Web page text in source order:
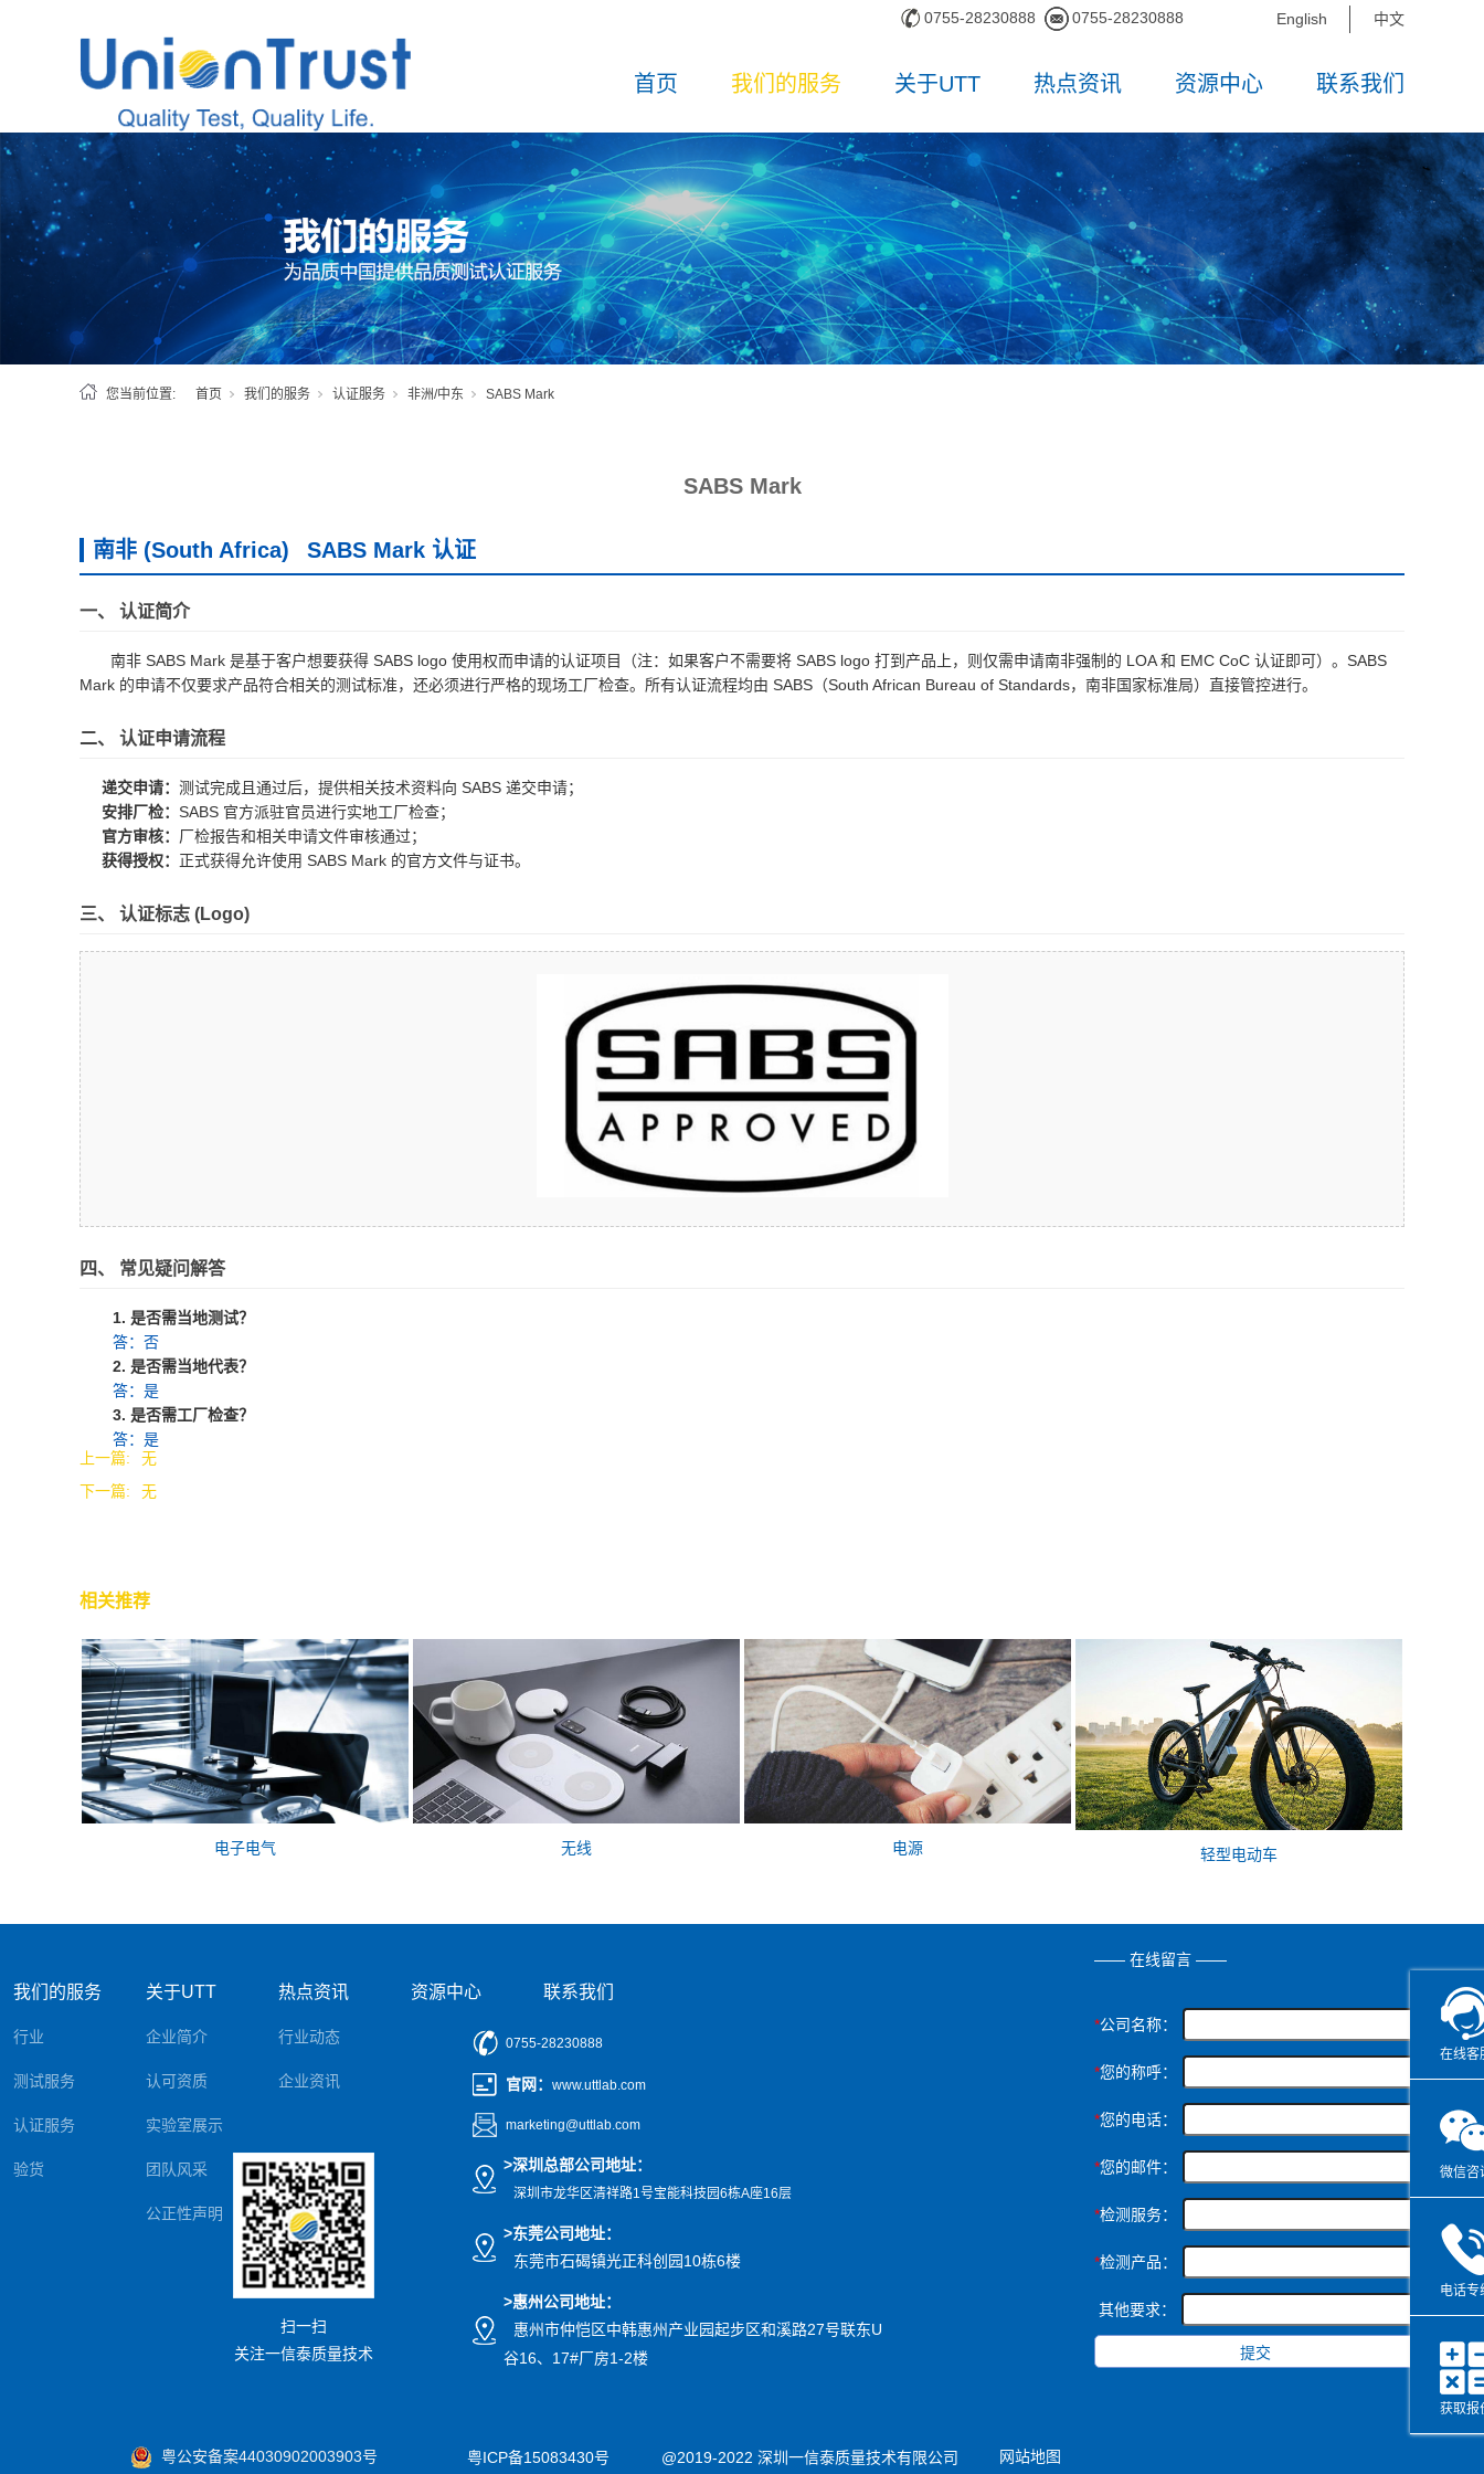
0755-28230888 0755-28230888 English 中文
首页 我们的服务 关于UTT 热点资讯 资源中心 联系我们
您当前位置: 首页 我们的服务 认证服务 非洲/中东 SABS Mark
SABS Mark
南非 (South Africa) SABS Mark 认证
一、 认证简介
南非 SABS Mark 是基于客户想要获得 SABS logo 使用权而申请的认证项目（注：如果客户不需要将 SABS logo 打到产品上，则仅需申请南非强制的 LOA 和 EMC CoC 认证即可）。SABS
Mark 的申请不仅要求产品符合相关的测试标准，还必须进行严格的现场工厂检查。所有认证流程均由 SABS（South African Bureau of Standards，南非国家标准局）直接管控进行。
二、 认证申请流程
递交申请： 测试完成且通过后，提供相关技术资料向 SABS 递交申请；
安排厂检： SABS 官方派驻官员进行实地工厂检查；
官方审核： 厂检报告和相关申请文件审核通过；
获得授权： 正式获得允许使用 SABS Mark 的官方文件与证书。
三、 认证标志 (Logo)
四、 常见疑问解答
1. 是否需当地测试？
答：否
2. 是否需当地代表？
答：是
3. 是否需工厂检查？
答：是
上一篇:
无
下一篇:
无
相关推荐
电子电气 无线 电源 轻型电动车
我们的服务
行业
测试服务
认证服务
验货
关于UTT
企业简介
认可资质
实验室展示
团队风采
公正性声明
热点资讯
行业动态
企业资讯
资源中心 联系我们
0755-28230888
官网 ： www.uttlab.com
marketing@uttlab.com
>深圳总部公司地址：
深圳市龙华区清祥路1号宝能科技园6栋A座16层
>东莞公司地址：
东莞市石碣镇光正科创园10栋6楼
>惠州公司地址：
惠州市仲恺区中韩惠州产业园起步区和溪路27号联东U
谷16、17#厂房1-2楼
扫一扫
关注一信泰质量技术
粤ICP备15083430号 @2019-2022 深圳一信泰质量技术有限公司 网站地图
—— 在线留言 ——
*公司名称：
*您的称呼：
*您的电话：
*您的邮件：
*检测服务：
*检测产品：
其他要求：
粤公安备案44030902003903号
在线客
微信咨
电话专
获取报